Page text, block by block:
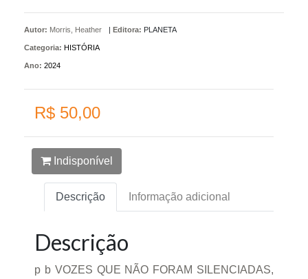
Autor: Morris, Heather Editora: PLANETA
Categoria: HISTÓRIA
Ano: 2024
R$ 50,00
Indisponível
Descrição Informação adicional
Descrição
p b VOZES QUE NÃO FORAM SILENCIADAS,